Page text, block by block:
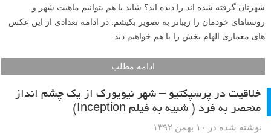
شهرتان گرفته شده اند را دیده اید؟ شاید با هم بتوانیم ماهیت شهر و
روستاهای خودمان را زیباتر به تصویر بکیشم. در ادامه تعدادی از این عکس
های معماری الهام بخش را با هم خواهیم دید.
ادامه مطلب
خلاقیت در پرسپکتیو – شهر نیویورک از یک چشم انداز
منحصر به فرد ( شبیه به فیلم Inception)
نوشته شده در ۱۰ بهمن ۱۳۹۲